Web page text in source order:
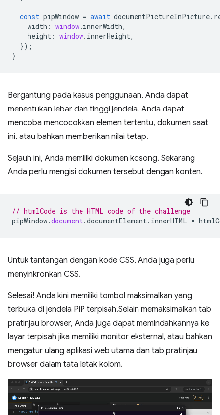
const pipWindow = await documentPictureInPicture.
width : window. innerWidth,
height : window. innerHeight,
});
}
Bergantung pada kasus penggunaan, Anda dapat
menentukan lebar dan tinggi jendela. Anda dapat
mencoba mencocokkan elemen tertentu, dokumen saat
ini, atau bahkan memberikan nilai tetap.
Sejauh ini, Anda memiliki dokumen kosong. Sekarang
Anda perlu mengisi dokumen tersebut dengan konten.
// htmlCode is the HTML code of the challenge
pipWindow.document .documentElement . innerHTML =
Untuk tantangan dengan kode CSS, Anda juga perlu
menyinkronkan CSS.
Selesai! Anda kini memiliki tombol maksimalkan yang
terbuka di jendela PiP terpisah.Selain memaksimalkan tab
pratinjau browser, Anda juga dapat memindahkannya ke
layar terpisah jika memiliki monitor eksternal, atau bahkan
mengatur ulang aplikasi web utama dan tab pratinjau
browser dalam tata letak kolom.